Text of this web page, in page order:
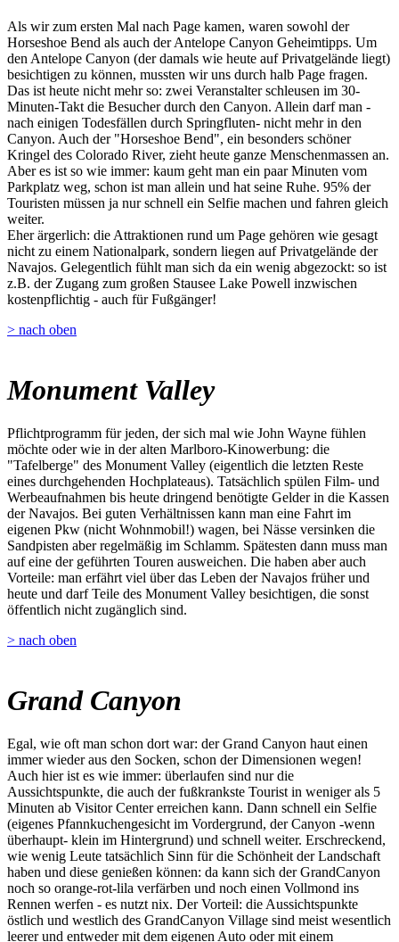
Als wir zum ersten Mal nach Page kamen, waren sowohl der
Horseshoe Bend als auch der Antelope Canyon Geheimtipps. Um
den Antelope Canyon (der damals wie heute auf Privatgelände liegt)
besichtigen zu können, mussten wir uns durch halb Page fragen.
Das ist heute nicht mehr so: zwei Veranstalter schleusen im 30-
Minuten-Takt die Besucher durch den Canyon. Allein darf man -
nach einigen Todesfällen durch Springfluten- nicht mehr in den
Canyon. Auch der "Horseshoe Bend", ein besonders schöner
Kringel des Colorado River, zieht heute ganze Menschenmassen an.
Aber es ist so wie immer: kaum geht man ein paar Minuten vom
Parkplatz weg, schon ist man allein und hat seine Ruhe. 95% der
Touristen müssen ja nur schnell ein Selfie machen und fahren gleich
weiter.
Eher ärgerlich: die Attraktionen rund um Page gehören wie gesagt
nicht zu einem Nationalpark, sondern liegen auf Privatgelände der
Navajos. Gelegentlich fühlt man sich da ein wenig abgezockt: so ist
z.B. der Zugang zum großen Stausee Lake Powell inzwischen
kostenpflichtig - auch für Fußgänger!
> nach oben
Monument Valley
Pflichtprogramm für jeden, der sich mal wie John Wayne fühlen
möchte oder wie in der alten Marlboro-Kinowerbung: die
"Tafelberge" des Monument Valley (eigentlich die letzten Reste
eines durchgehenden Hochplateaus). Tatsächlich spülen Film- und
Werbeaufnahmen bis heute dringend benötigte Gelder in die Kassen
der Navajos. Bei guten Verhältnissen kann man eine Fahrt im
eigenen Pkw (nicht Wohnmobil!) wagen, bei Nässe versinken die
Sandpisten aber regelmäßig im Schlamm. Spätesten dann muss man
auf eine der geführten Touren ausweichen. Die haben aber auch
Vorteile: man erfährt viel über das Leben der Navajos früher und
heute und darf Teile des Monument Valley besichtigen, die sonst
öffentlich nicht zugänglich sind.
> nach oben
Grand Canyon
Egal, wie oft man schon dort war: der Grand Canyon haut einen
immer wieder aus den Socken, schon der Dimensionen wegen!
Auch hier ist es wie immer: überlaufen sind nur die
Aussichtspunkte, die auch der fußkrankste Tourist in weniger als 5
Minuten ab Visitor Center erreichen kann. Dann schnell ein Selfie
(eigenes Pfannkuchengesicht im Vordergrund, der Canyon -wenn
überhaupt- klein im Hintergrund) und schnell weiter. Erschreckend,
wie wenig Leute tatsächlich Sinn für die Schönheit der Landschaft
haben und diese genießen können: da kann sich der GrandCanyon
noch so orange-rot-lila verfärben und noch einen Vollmond ins
Rennen werfen - es nutzt nix. Der Vorteil: die Aussichtspunkte
östlich und westlich des GrandCanyon Village sind meist wesentlich
leerer und entweder mit dem eigenen Auto oder mit einem